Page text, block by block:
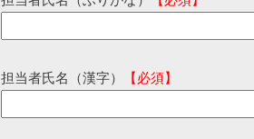
担当者氏名（漢字） 【必須】